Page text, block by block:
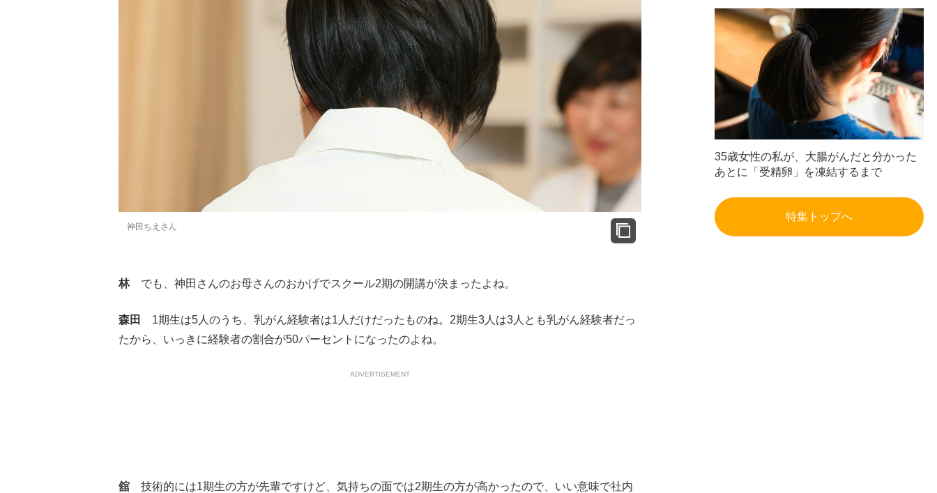
神田ちえさん
林でも、神田さんのお母さんのおかげでスクール2期の開講が決まったよね。
森田
1期生は5人のうち、乳がん経験者は1人だけだったものね。2期生3人は3人とも乳がん経験者だっ
たから、いっきに経験者の割合が50パーセントになったのよね。
ADVERTISEMENT
舘 技術的には1期生の方が先輩ですけど、気持ちの面では2期生の方が高かったので、いい意味で社内
35歳女性の私が、大腸がんだと分かった
あとに「受精卵」を凍結するまで
特集トップへ